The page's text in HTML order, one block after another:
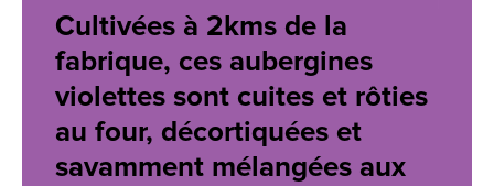
Cultivées à 2kms de la
fabrique, ces aubergines
violettes sont cuites et rôties
au four, décortiquées et
savamment mélangées aux